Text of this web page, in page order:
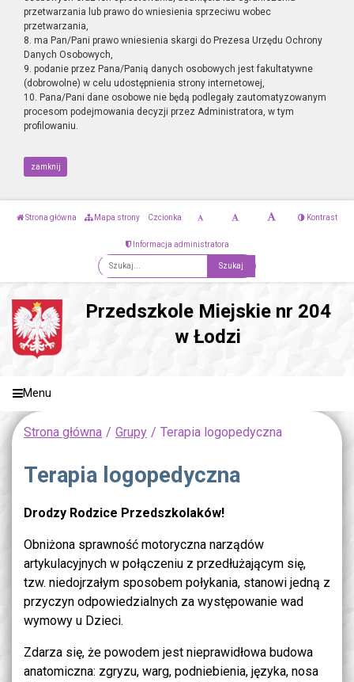
przetwarzania lub prawo do wniesienia sprzeciwu wobec
przetwarzania,
8. ma Pan/Pani prawo wniesienia skargi do Prezesa Urzędu Ochrony
Danych Osobowych,
9. podanie przez Pana/Panią danych osobowych jest fakultatywne
(dobrowolne) w celu udostępnienia strony internetowej,
10. Pana/Pani dane osobowe nie będą podlegały zautomatyzowanym
procesom podejmowania decyzji przez Administratora, w tym
profilowaniu.
zamknij
Strona główna Mapa strony Czcionka Kontrast
Informacja administratora
Fraza
Przedszkole Miejskie nr 204
w Łodzi
Menu
Strona główna Grupy Terapia logopedyczna
Terapia logopedyczna
Drodzy Rodzice Przedszkolaków!
Obniżona sprawność motoryczna narządów
artykulacyjnych w połączeniu z przedłużającym się,
tzw. niedojrzałym sposobem połykania, stanowi jedną z
przyczyn odpowiedzialnych za występowanie wad
wymowy u Dzieci.
Zdarza się, że powodem jest nieprawidłowa budowa
anatomiczna: zgryzu, warg, podniebienia, języka, nosa